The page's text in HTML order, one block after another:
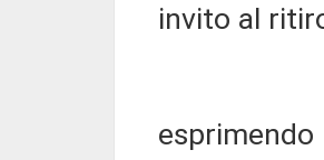
invito al